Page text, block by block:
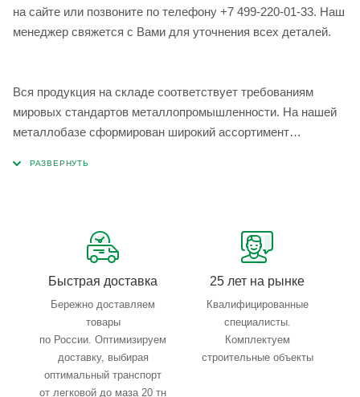
на сайте или позвоните по телефону +7 499-220-01-33. Наш
менеджер свяжется с Вами для уточнения всех деталей.
Вся продукция на складе соответствует требованиям
мировых стандартов металлопромышленности. На нашей
металлобазе сформирован широкий ассортимент
Быстрая доставка
Бережно доставляем
товары
по России. Оптимизируем
доставку, выбирая
оптимальный транспорт
от легковой до маза 20 тн
25 лет на рынке
Квалифицированные
специалисты.
Комплектуем
строительные объекты